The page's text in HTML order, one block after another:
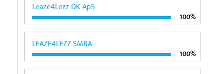
Leaze4Lezz DK ApS
100%
LEAZE4LEZZ SMBA
100%